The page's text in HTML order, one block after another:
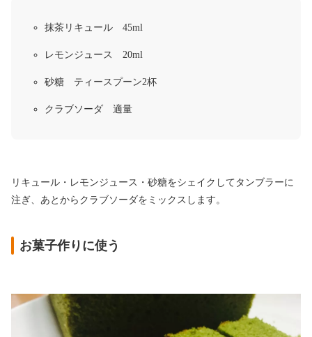
抹茶リキュール 45ml
レモンジュース 20ml
砂糖 ティースプーン2杯
クラブソーダ 適量
リキュール・レモンジュース・砂糖をシェイクしてタンブラーに
注ぎ、あとからクラブソーダをミックスします。
お菓子作りに使う